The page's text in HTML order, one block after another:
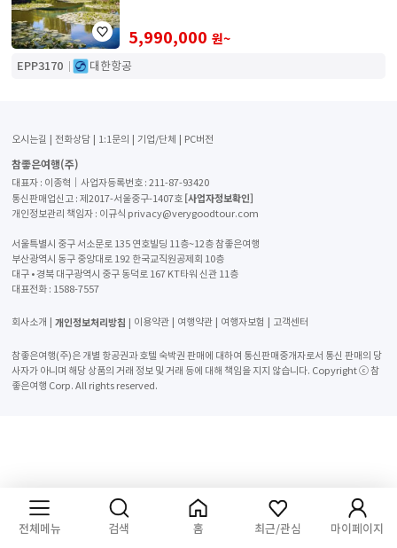
5,990,000 원~
EPP3170 대한항공
오시는길 전화상담 1:1문의 기업/단체 PC버전
참좋은여행(주)
대표자 : 이종혁│사업자등록번호 : 211-87-93420
통신판매업신고 : 제2017-서울중구-1407호 [사업자정보확인]
개인정보관리 책임자 : 이규식 privacy@verygoodtour.com
서울특별시 중구 서소문로 135 연호빌딩 11층~12층 참좋은여행
부산광역시 동구 중앙대로 192 한국교직원공제회 10층
대구 • 경북 대구광역시 중구 동덕로 167 KT타워 신관 11층
대표전화 : 1588-7557
회사소개 개인정보처리방침 이용약관 여행약관 여행자보험 고객센터
참좋은여행(주)은 개별 항공권과 호텔 숙박권 판매에 대하여 통신판매중개자로서 통신 판매의 당
사자가 아니며 해당 상품의 거래 정보 및 거래 등에 대해 책임을 지지 않습니다. Copyright ⓒ 참
좋은여행 Corp. All rights reserved.
전체메뉴 검색 홈 최근/관심 마이페이지